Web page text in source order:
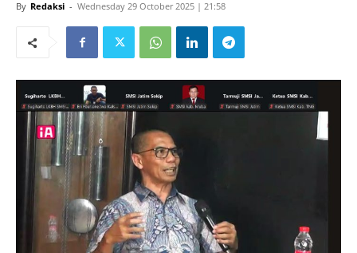
By Redaksi - Wednesday 29 October 2025 | 21:58